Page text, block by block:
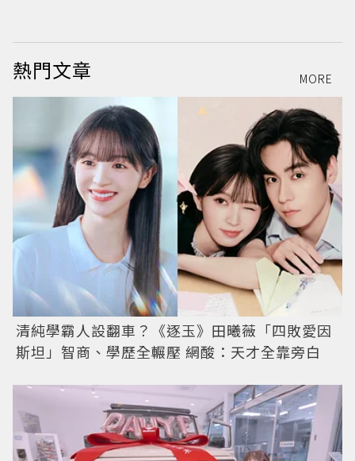
熱門文章 MORE
清純學霸人設翻車？《逐玉》田曦薇「四敗愛因
斯坦」智商、學歷全輾壓 網酸：天才全靠旁白